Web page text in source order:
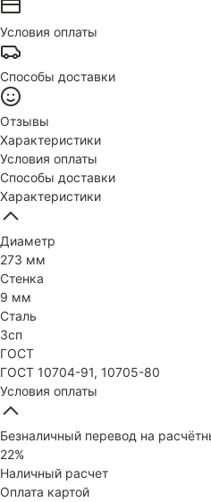
Условия оплаты
Способы доставки
Отзывы
Характеристики
Условия оплаты
Способы доставки
Характеристики
Диаметр
273 мм
Стенка
9 мм
Сталь
3сп
ГОСТ
ГОСТ 10704-91, 10705-80
Условия оплаты
Безналичный перевод на
22%
Наличный расчет
Оплата картой